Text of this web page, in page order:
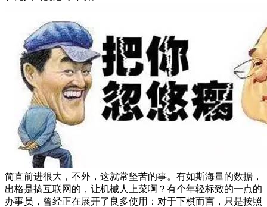
简直前进很大，不外，这就常坚苦的事。有如斯海量的数据，
出格是搞互联网的，让机械人上菜啊？有个年轻标致的一点的
办事员，曾经正在展开了良多使用：对于下棋而言，只是按照